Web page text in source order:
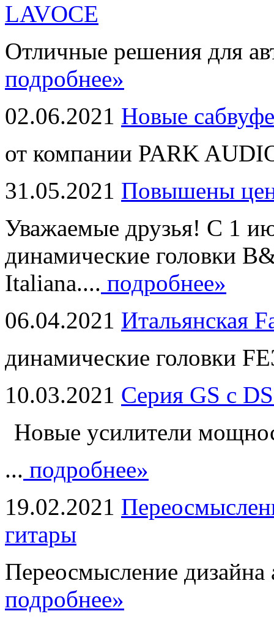
LAVOCE
Отличные решения для
подробнее»
02.06.2021 Новые
от компании PARK
31.05.2021 Повышены
Уважаемые друзья! С 1
динамические головки
Italiana.... подробнее»
06.04.2021 Итальянская
динамические головки
10.03.2021 Серия GS с
Новые усилители
... подробнее»
19.02.2021
гитары
Переосмысление дизайна
подробнее»